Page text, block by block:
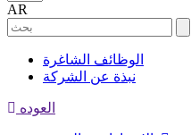
AR
الوظائف الشاغرة
نبذة عن الشركة
العوده